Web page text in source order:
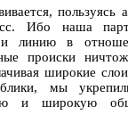
пользуясь
Ибо наша
и линию в
происки
широкие
мы
и широкую